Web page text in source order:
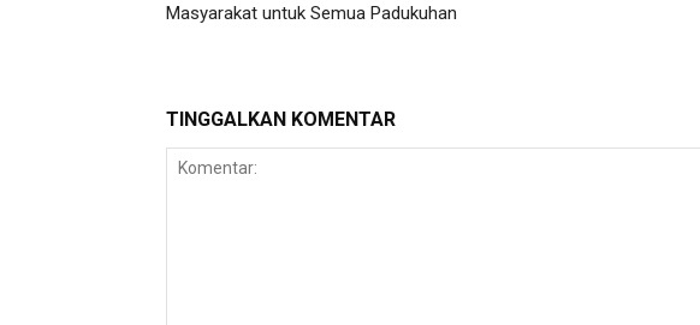
Masyarakat untuk Semua Padukuhan
TINGGALKAN KOMENTAR